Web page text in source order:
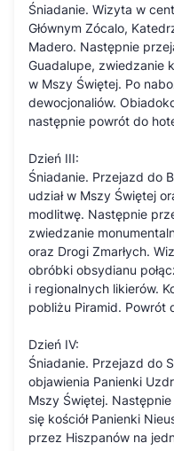
Śniadanie. Wizyta w
Głównym Zócalo,
Madero. Następnie
Guadalupe, zwiedzanie
w Mszy Świętej. Po
dewocjonaliów.
następnie powrót do
Dzień III:
Śniadanie. Przejazd do
udział w Mszy Świętej
modlitwę. Następnie
zwiedzanie
oraz Drogi Zmarłych.
obróbki obsydianu
i regionalnych likierów.
pobliżu Piramid. Powrót
Dzień IV:
Śniadanie. Przejazd do
objawienia Panienki
Mszy Świętej.
się kościół Panienki
przez Hiszpanów na